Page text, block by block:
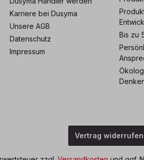
Karriere bei Dusyma
Unsere AGB
Datenschutz
Impressum
Bis zu
Vertrag widerrufen